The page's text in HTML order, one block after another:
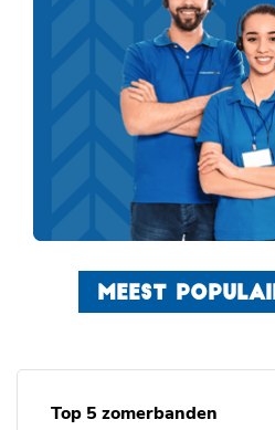
MEEST
Top 5 zomerbanden